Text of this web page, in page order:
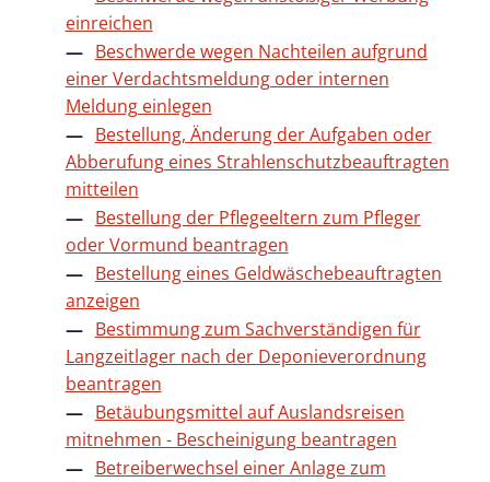
einreichen
Beschwerde wegen Nachteilen aufgrund
einer Verdachtsmeldung oder internen
Meldung einlegen
Bestellung, Änderung der Aufgaben oder
Abberufung eines Strahlenschutzbeauftragten
mitteilen
Bestellung der Pflegeeltern zum Pfleger
oder Vormund beantragen
Bestellung eines Geldwäschebeauftragten
anzeigen
Bestimmung zum Sachverständigen für
Langzeitlager nach der Deponieverordnung
beantragen
Betäubungsmittel auf Auslandsreisen
mitnehmen - Bescheinigung beantragen
Betreiberwechsel einer Anlage zum